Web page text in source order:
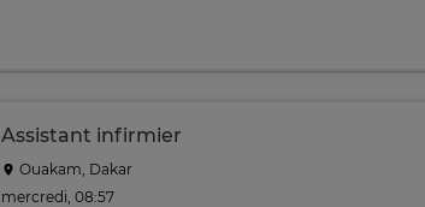
Assistant infirmier
Ouakam, Dakar
mercredi, 08:57